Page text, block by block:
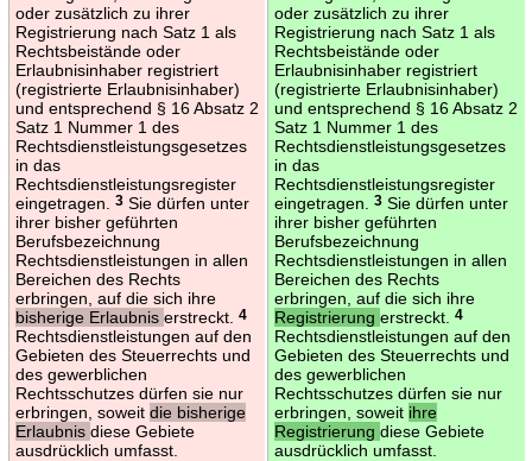
oder zusätzlich zu ihrer
Registrierung nach Satz 1 als
Rechtsbeistände oder
Erlaubnisinhaber registriert
(registrierte Erlaubnisinhaber)
und entsprechend § 16 Absatz 2
Satz 1 Nummer 1 des
Rechtsdienstleistungsgesetzes
in das
Rechtsdienstleistungsregister
eingetragen.
3Sie dürfen unter
ihrer bisher geführten
Berufsbezeichnung
Rechtsdienstleistungen in allen
Bereichen des Rechts
erbringen, auf die sich ihre
bisherige Erlaubnis erstreckt. 4
Rechtsdienstleistungen auf den
Gebieten des Steuerrechts und
des gewerblichen
Rechtsschutzes dürfen sie nur
erbringen, soweit die bisherige
Erlaubnis diese Gebiete
ausdrücklich umfasst.
oder zusätzlich zu ihrer
Registrierung nach Satz 1 als
Rechtsbeistände oder
Erlaubnisinhaber registriert
(registrierte Erlaubnisinhaber)
und entsprechend § 16 Absatz 2
Satz 1 Nummer 1 des
Rechtsdienstleistungsgesetzes
in das
Rechtsdienstleistungsregister
eingetragen.
3Sie dürfen unter
ihrer bisher geführten
Berufsbezeichnung
Rechtsdienstleistungen in allen
Bereichen des Rechts
erbringen, auf die sich ihre
Registrierung erstreckt. 4
Rechtsdienstleistungen auf den
Gebieten des Steuerrechts und
des gewerblichen
Rechtsschutzes dürfen sie nur
erbringen, soweit ihre
Registrierung diese Gebiete
ausdrücklich umfasst.